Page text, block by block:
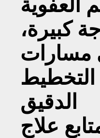
كبيرة،
مسارات
التخطيط
الدقيق
علاج